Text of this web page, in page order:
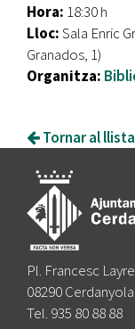
Hora: 18:30 h
Lloc:Sala Enric
Granados, 1)
Organitza:
Tornar al
Pl. Francesc
08290
Tel. 935 80 88 88